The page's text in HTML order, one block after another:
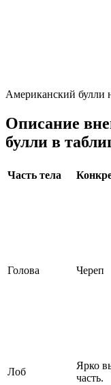
Американский булли
Описание
булли в
Часть тела
Голова Череп
Лоб
Ярко
часть.